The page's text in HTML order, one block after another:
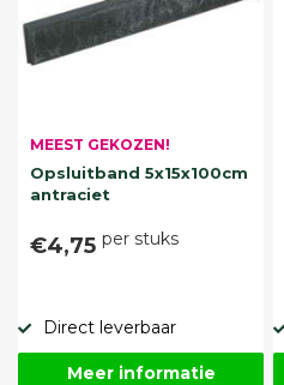
MEEST GEKOZEN!
Opsluitband 5x15x100cm
antraciet
€4,75 per stuks
Direct leverbaar
Meer informatie